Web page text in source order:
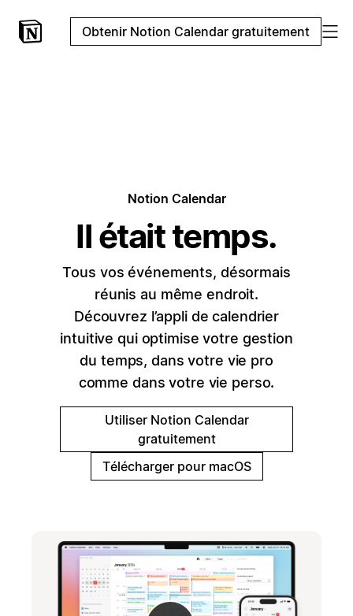
Obtenir Notion Calendar gratuitement
Notion Calendar
Il était temps.
Tous vos événements, désormais
réunis au même endroit.
Découvrez l’appli de calendrier
intuitive qui optimise votre gestion
du temps, dans votre vie pro
comme dans votre vie perso.
Utiliser Notion Calendar
gratuitement
Télécharger pour macOS